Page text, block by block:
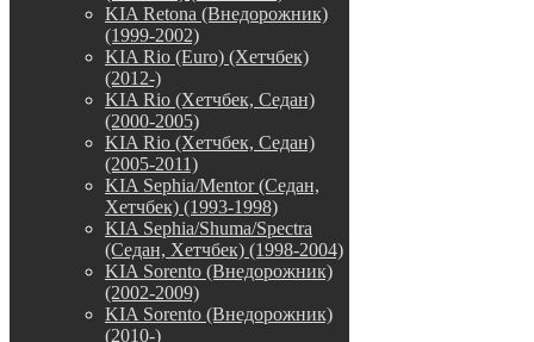
KIA Retona (Внедорожник)
(1999-2002)
KIA Rio (Euro) (Хетчбек)
(2012-)
KIA Rio (Хетчбек, Седан)
(2000-2005)
KIA Rio (Хетчбек, Седан)
(2005-2011)
KIA Sephia/Mentor (Седан,
Хетчбек) (1993-1998)
KIA Sephia/Shuma/Spectra
(Седан, Хетчбек) (1998-2004)
KIA Sorento (Внедорожник)
(2002-2009)
KIA Sorento (Внедорожник)
(2010-)